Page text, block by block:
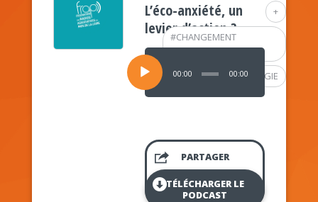
+
#CHANGEMENT
CLIMATIQUE
#PSYCHOLOGIE
L’éco-anxiété, un
levier d’action ?
Lecteur
audio
00:00 00:00
PARTAGER
TÉLÉCHARGER LE
PODCAST